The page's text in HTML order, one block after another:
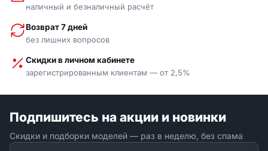
наличный и безналичный расчёт
Возврат 7 дней
без лишних вопросов
Скидки в личном кабинете
зарегистрированным клиентам — от 2,5%
Подпишитесь на акции и новинки
Скидки и подборки моделей — раз в неделю, без спама